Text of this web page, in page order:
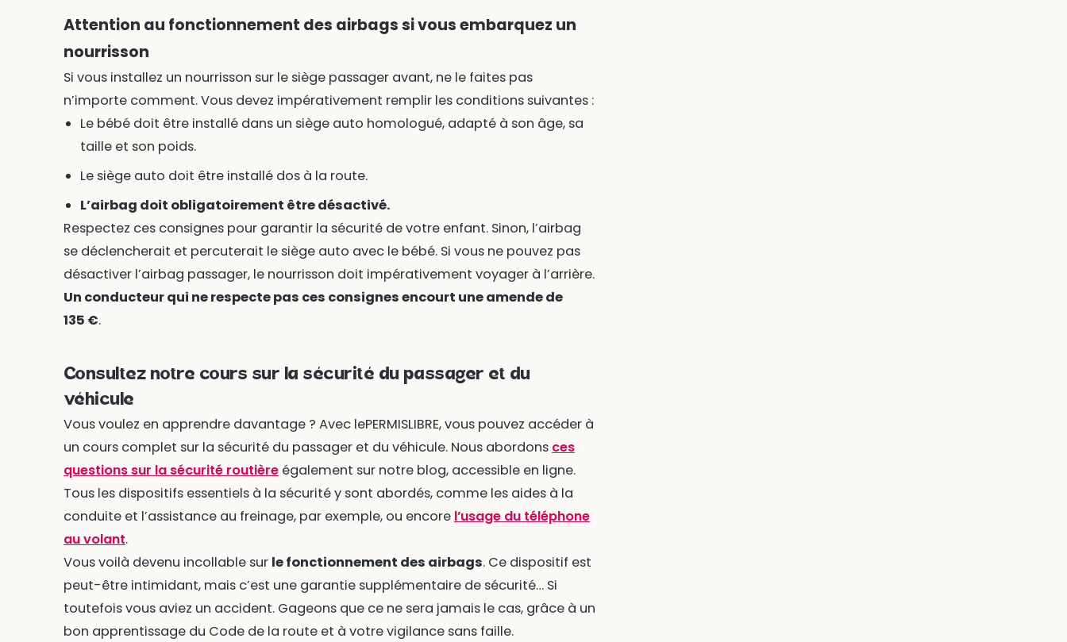
Attention au fonctionnement des airbags si vous embarquez un
nourrisson
Si vous installez un nourrisson sur le siège passager avant, ne le faites pas
n’importe comment. Vous devez impérativement remplir les conditions suivantes :
Le bébé doit être installé dans un siège auto homologué, adapté à son âge, sa
taille et son poids.
Le siège auto doit être installé dos à la route.
L’airbag doit obligatoirement être désactivé.
Respectez ces consignes pour garantir la sécurité de votre enfant. Sinon, l’airbag
se déclencherait et percuterait le siège auto avec le bébé. Si vous ne pouvez pas
désactiver l’airbag passager, le nourrisson doit impérativement voyager à l’arrière.
Un conducteur qui ne respecte pas ces consignes encourt une amende de
135 €.
Consultez notre cours sur la sécurité du passager et du
véhicule
Vous voulez en apprendre davantage ? Avec lePERMISLIBRE, vous pouvez accéder à
un cours complet sur la sécurité du passager et du véhicule. Nous abordons ces
questions sur la sécurité routièreégalement sur notre blog, accessible en ligne.
Tous les dispositifs essentiels à la sécurité y sont abordés, comme les aides à la
conduite et l’assistance au freinage, par exemple, ou encore l’usage du téléphone
au volant.
Vous voilà devenu incollable sur le fonctionnement des airbags. Ce dispositif est
peut-être intimidant, mais c’est une garantie supplémentaire de sécurité… Si
toutefois vous aviez un accident. Gageons que ce ne sera jamais le cas, grâce à un
bon apprentissage du Code de la route et à votre vigilance sans faille.